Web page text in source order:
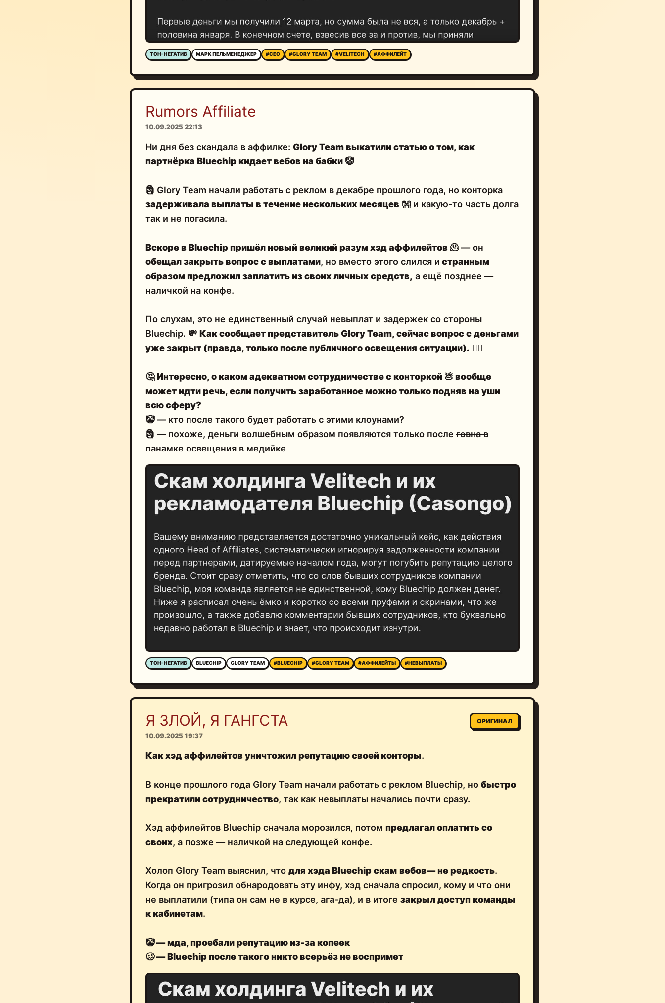
ТОН: НЕГАТИВ МАРК ПЕЛЬМЕНЕДЖЕР #CEO #GLORY TEAM #VELITECH #АФФИЛЕЙТ
Rumors Affiliate
10.09.2025 22:13
Ни дня без скандала в аффилке: Glory Teamвыкатили статью о том, как
партнёрка Bluechip кидает вебов на бабки 🤡
🗿 Glory Team начали работать с реклом в декабре прошлого года, но конторка
задерживала выплаты в течение нескольких месяцев 👐 и какую-то часть долга
так и не погасила.
Вскоре в Bluechip пришёл новыйвеликий разумхэд аффилейтов 🫠— он
обещал закрыть вопрос с выплатами, но вместо этого слился и странным
образомпредложил заплатить из своих личных средств, а ещё позднее —
наличкой на конфе.
По слухам, это не единственный случай невыплат и задержек со стороны
Bluechip. 💸 Как сообщает представитель Glory Team, сейчас вопрос с деньгами
уже закрыт (правда, только после публичного освещения ситуации). 🤷‍♂️
🤔Интересно, о какомадекватном сотрудничествес конторкой 💩 вообще
может идти речь, еслиполучить заработанное можно только подняв на уши
всю сферу?
🤡 — кто после такого будет работать с этими клоунами?
🗿 — похоже, деньги волшебным образом появляются только после говна в
панамке освещения в медийке
ТОН: НЕГАТИВ BLUECHIP GLORY TEAM #BLUECHIP #GLORY TEAM #АФФИЛЕЙТЫ #НЕВЫПЛАТЫ
Я ЗЛОЙ, Я ГАНГСТА
10.09.2025 19:37
ОРИГИНАЛ
Как хэд аффилейтов уничтожил репутацию своей конторы.
В конце прошлого года Glory Team начали работать с реклом Bluechip, но быстро
прекратили сотрудничество, так как невыплаты начались почти сразу.
Хэд аффилейтов Bluechip сначала морозился, потом предлагал оплатить со
своих, а позже — наличкой на следующей конфе.
Холоп Glory Team выяснил, что для хэда Bluechip скам вебов— не редкость.
Когда он пригрозил обнародовать эту инфу, хэд сначала спросил, кому и что они
не выплатили (типа он сам не в курсе, ага-да), и в итоге закрыл доступ команды
к кабинетам.
🤡 — мда, проебали репутацию из-за копеек
🥴 — Bluechip после такого никто всерьёз не воспримет